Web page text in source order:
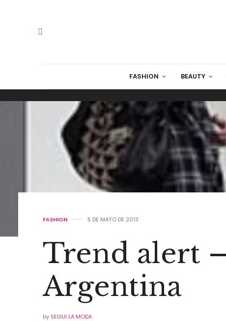
FASHION BEAUTY
FASHION 5 DE MAYO DE 2013
Trend alert
Argentina
by SEGUI LA MODA